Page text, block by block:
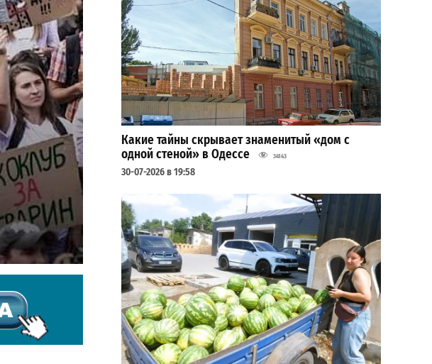
Какие тайны скрывает знаменитый «дом с
одной стеной» в Одессе
34143
30-07-2026 в 19:58